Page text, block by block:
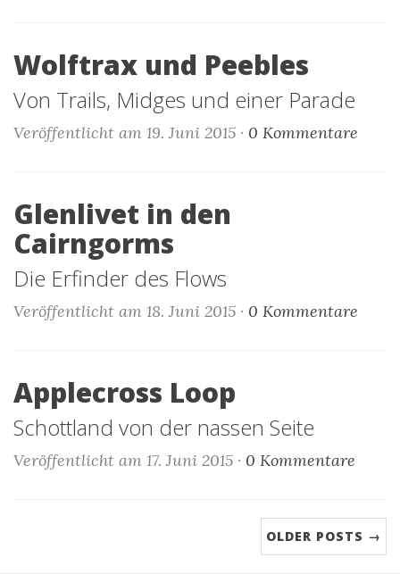
Wolftrax und Peebles
Von Trails, Midges und einer Parade
Veröffentlicht am 19. Juni 2015 · 0 Kommentare
Glenlivet in den
Cairngorms
Die Erfinder des Flows
Veröffentlicht am 18. Juni 2015 · 0 Kommentare
Applecross Loop
Schottland von der nassen Seite
Veröffentlicht am 17. Juni 2015 · 0 Kommentare
OLDER POSTS →